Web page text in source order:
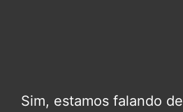
Sim, estamos falando de